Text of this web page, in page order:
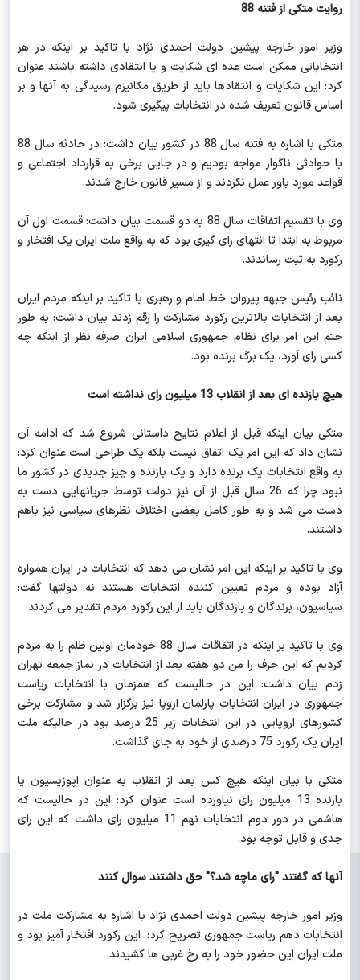
روایت متکی از فتنه 88
وزیر امور خارجه پیشین دولت احمدی نژاد با تاکید بر اینکه در هر
انتخاباتی ممکن است عده ای شکایت و یا انتقادی داشته باشند عنوان
کرد: این شکایات و انتقادها باید از طریق مکانیزم رسیدگی به آنها و بر
اساس قانون تعریف شده در انتخابات پیگیری شود.
متکی با اشاره به فتنه سال 88 در کشور بیان داشت: در حادثه سال 88
با حوادثی ناگوار مواجه بودیم و در جایی برخی به قرارداد اجتماعی و
قواعد مورد باور عمل نکردند و از مسیر قانون خارج شدند.
وی با تقسیم اتفاقات سال 88 به دو قسمت بیان داشت: قسمت اول آن
مربوط به ابتدا تا انتهای رای گیری بود که به واقع ملت ایران یک افتخار و
رکورد به ثبت رساندند.
نائب رئیس جبهه پیروان خط امام و رهبری با تاکید بر اینکه مردم ایران
بعد از انتخابات بالاترین رکورد مشارکت را رقم زدند بیان داشت: به طور
حتم این امر برای نظام جمهوری اسلامی ایران صرفه نظر از اینکه چه
کسی رای آورد، یک برگ برنده بود.
هیچ بازنده ای بعد از انقلاب 13 میلیون رای نداشته است
متکی بیان اینکه قبل از اعلام نتایج داستانی شروع شد که ادامه آن
نشان داد که این امر یک اتفاق نیست بلکه یک طراحی است عنوان کرد:
به واقع انتخابات یک برنده دارد و یک بازنده و چیز جدیدی در کشور ما
نبود چرا که 26 سال قبل از آن نیز دولت توسط جریانهایی دست به
دست می شد و به طور کامل بعضی اختلاف نظرهای سیاسی نیز باهم
داشتند.
وی با تاکید بر اینکه این امر نشان می دهد که انتخابات در ایران همواره
آزاد بوده و مردم تعیین کننده انتخابات هستند نه دولتها گفت:
سیاسیون، برندگان و بازندگان باید از این رکورد مردم تقدیر می کردند.
وی با تاکید بر اینکه در اتفاقات سال 88 خودمان اولین ظلم را به مردم
کردیم که این حرف را من دو هفته بعد از انتخابات در نماز جمعه تهران
زدم بیان داشت: این در حالیست که همزمان با انتخابات ریاست
جمهوری در ایران انتخابات پارلمان اروپا نیز برگزار شد و مشارکت برخی
کشورهای اروپایی در این انتخابات زیر 25 درصد بود در حالیکه ملت
ایران یک رکورد 75 درصدی از خود به جای گذاشت.
متکی با بیان اینکه هیچ کس بعد از انقلاب به عنوان اپوزیسیون یا
بازنده 13 میلیون رای نیاورده است عنوان کرد: این در حالیست که
هاشمی در دور دوم انتخابات نهم 11 میلیون رای داشت که این رای
جدی و قابل توجه بود.
آنها که گفتند "رای ماچه شد؟" حق داشتند سوال کنند
وزیر امور خارجه پیشین دولت احمدی نژاد با اشاره به مشارکت ملت در
انتخابات دهم ریاست جمهوری تصریح کرد: این رکورد افتخار آمیز بود و
ملت ایران این حضور خود را به رخ غربی ها کشیدند.